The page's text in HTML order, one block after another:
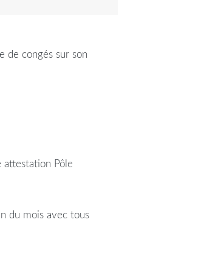
de congés sur son
attestation Pôle
du mois avec tous